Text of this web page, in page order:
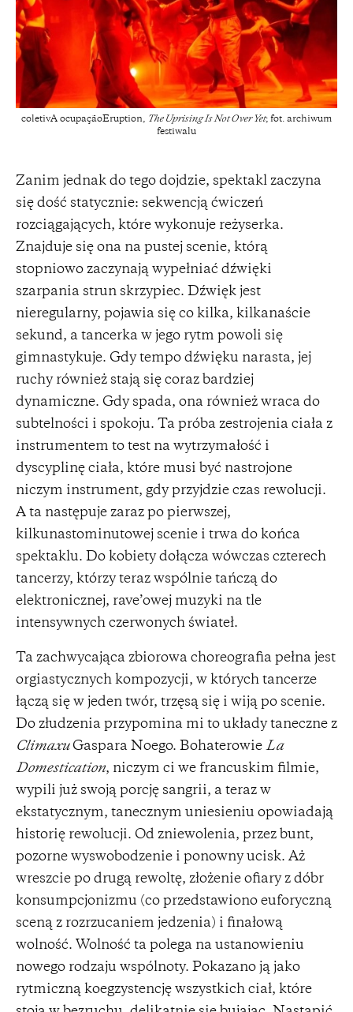
coletivA ocupaçãoEruption, The Uprising Is Not Over Yet; fot. archiwum
festiwalu
Zanim jednak do tego dojdzie, spektakl zaczyna
się dość statycznie: sekwencją ćwiczeń
rozciągających, które wykonuje reżyserka.
Znajduje się ona na pustej scenie, którą
stopniowo zaczynają wypełniać dźwięki
szarpania strun skrzypiec. Dźwięk jest
nieregularny, pojawia się co kilka, kilkanaście
sekund, a tancerka w jego rytm powoli się
gimnastykuje. Gdy tempo dźwięku narasta, jej
ruchy również stają się coraz bardziej
dynamiczne. Gdy spada, ona również wraca do
subtelności i spokoju. Ta próba zestrojenia ciała z
instrumentem to test na wytrzymałość i
dyscyplinę ciała, które musi być nastrojone
niczym instrument, gdy przyjdzie czas rewolucji.
A ta następuje zaraz po pierwszej,
kilkunastominutowej scenie i trwa do końca
spektaklu. Do kobiety dołącza wówczas czterech
tancerzy, którzy teraz wspólnie tańczą do
elektronicznej, rave’owej muzyki na tle
intensywnych czerwonych świateł.
Ta zachwycająca zbiorowa choreografia pełna jest
orgiastycznych kompozycji, w których tancerze
łączą się w jeden twór, trzęsą się i wiją po scenie.
Do złudzenia przypomina mi to układy taneczne z
ClimaxuGaspara Noego. Bohaterowie La
Domestication, niczym ci we francuskim filmie,
wypili już swoją porcję sangrii, a teraz w
ekstatycznym, tanecznym uniesieniu opowiadają
historię rewolucji. Od zniewolenia, przez bunt,
pozorne wyswobodzenie i ponowny ucisk. Aż
wreszcie po drugą rewoltę, złożenie ofiary z dóbr
konsumpcjonizmu (co przedstawiono euforyczną
sceną z rozrzucaniem jedzenia) i finałową
wolność. Wolność ta polega na ustanowieniu
nowego rodzaju wspólnoty. Pokazano ją jako
rytmiczną koegzystencję wszystkich ciał, które